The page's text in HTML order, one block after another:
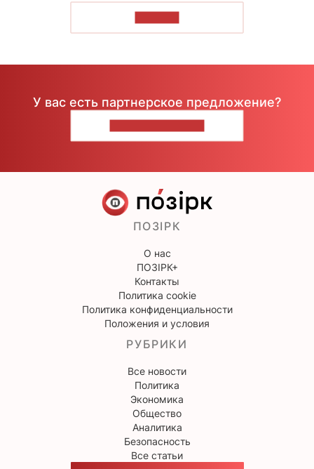
У вас есть партнерское предложение?
ПОЗІРК
О нас
ПОЗІРК+
Контакты
Политика cookie
Политика конфиденциальности
Положения и условия
РУБРИКИ
Все новости
Политика
Экономика
Общество
Аналитика
Безопасность
Все статьи